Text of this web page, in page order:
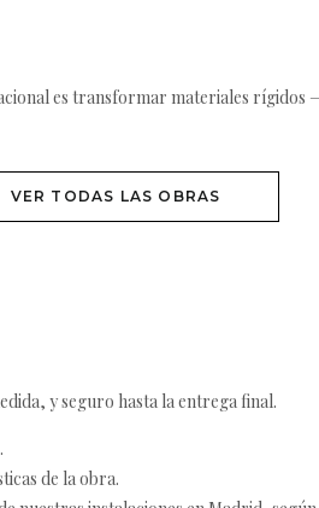
es transformar materiales
VER TODAS LAS OBRAS
y seguro hasta la entrega final.
de la obra.